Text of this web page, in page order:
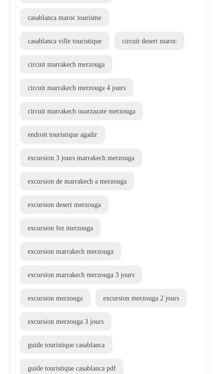
casablanca maroc tourisme
casablanca ville touristique circuit desert maroc
circuit marrakech merzouga
circuit marrakech merzouga 4 jours
circuit marrakech ouarzazate merzouga
endroit touristique agadir
excursion 3 jours marrakech merzouga
excursion de marrakech a merzouga
excursion desert merzouga
excursion fez merzouga
excursion marrakech merzouga
excursion marrakech merzouga 3 jours
excursion merzouga excursion merzouga 2 jours
excursion merzouga 3 jours
guide touristique casablanca
guide touristique casablanca pdf